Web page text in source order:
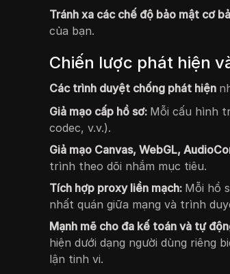
Tránh xa các chế độ bảo mật cơ
của bạn.
Chiến lược phát hiện
Các trình duyệt chống phát hiện
Giả mạo cấp hồ sơ: Mỗi cấu hình
codec, v.v.).
Giả mạo Canvas, WebGL,
trình theo dõi nhắm mục tiêu.
Tích hợp proxy liền mạch: Mỗi hồ
nhất quán giữa mạng và trình
Mạnh mẽ cho đa kế toán và tự
hiện dưới dạng người dùng riêng
lận tinh vi.